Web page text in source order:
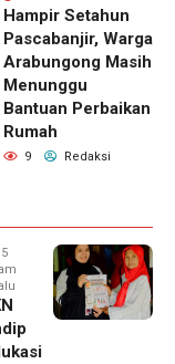
Hampir Setahun
Pascabanjir, Warga
Arabungong Masih
Menunggu
Bantuan Perbaikan
Rumah
9 Redaksi